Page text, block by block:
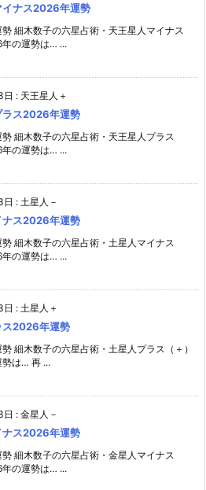
イナス2026年運勢
細木数子の六星占術・天王星人マイナス
年の運勢は… ...
日 : 天王星人＋
ラス2026年運勢
細木数子の六星占術・天王星人プラス
年の運勢は… ...
日 : 土星人－
ナス2026年運勢
細木数子の六星占術・土星人マイナス
年の運勢は… ...
日 : 土星人＋
ス2026年運勢
細木数子の六星占術・土星人プラス（＋）
は… 再 ...
日 : 金星人－
ナス2026年運勢
細木数子の六星占術・金星人マイナス
年の運勢は… ...